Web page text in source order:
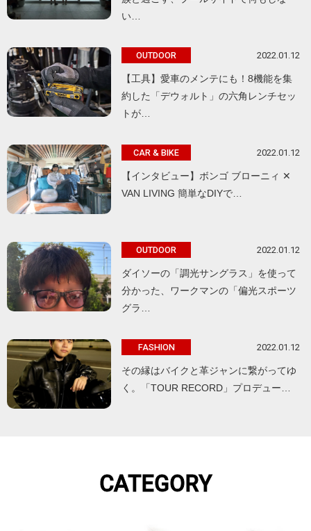
い…
OUTDOOR 2022.01.12
【工具】愛車のメンテにも！8機能を集
約した「デウォルト」の六角レンチセッ
トが…
CAR & BIKE 2022.01.12
【インタビュー】ボンゴ ブローニィ ✕
VAN LIVING 簡単なDIYで…
OUTDOOR 2022.01.12
ダイソーの「調光サングラス」を使って
分かった、ワークマンの「偏光スポーツ
グラ…
FASHION 2022.01.12
その縁はバイクと革ジャンに繋がってゆ
く。「TOUR RECORD」プロデュー…
CATEGORY